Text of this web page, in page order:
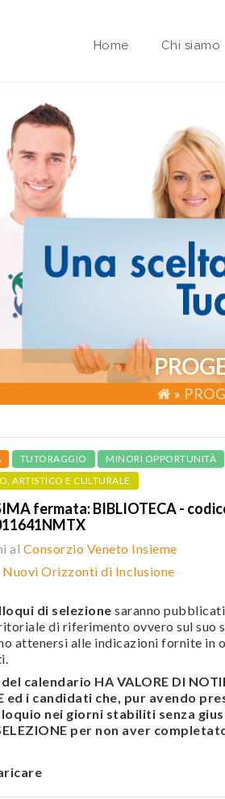
Home Chi siamo
Area
»
TUTORAGGIO
MINORI OPPORTUNITÀ
ARTISTICO E CULTURALE
fermata: BIBLIOTECA -
al Consorzio Veneto Insieme
Nuovi Orizzonti di Inclusione
di selezione saranno pubblicati
di riferimento ovvero sul suo
attenersi alle indicazioni fornite in
calendario HA VALORE DI
ed i candidati che, pur avendo
nei giorni stabiliti senza
per non aver